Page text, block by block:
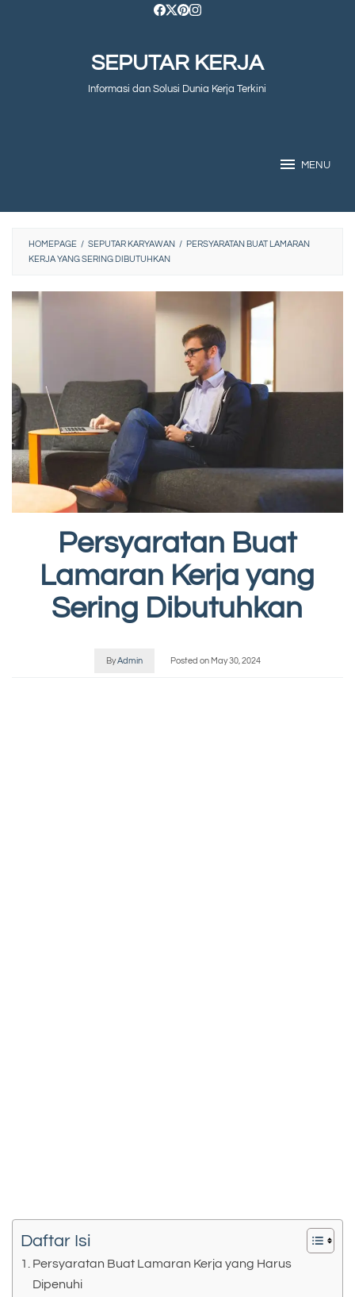
SEPUTAR KERJA
Informasi dan Solusi Dunia Kerja Terkini
MENU
HOMEPAGE / SEPUTAR KARYAWAN / PERSYARATAN BUAT LAMARAN
KERJA YANG SERING DIBUTUHKAN
Persyaratan Buat
Lamaran Kerja yang
Sering Dibutuhkan
ByAdmin Posted on May 30, 2024
Daftar Isi
Persyaratan Buat Lamaran Kerja yang Harus
Dipenuhi